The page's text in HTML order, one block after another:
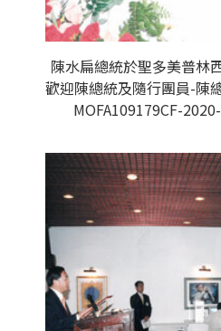
陳水扁總統於聖多美普林
歡迎陳總統及隨行團員-陳
MOFA109179CF-